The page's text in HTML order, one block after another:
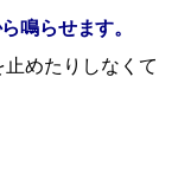
鳴らせます。
めたりしなくて